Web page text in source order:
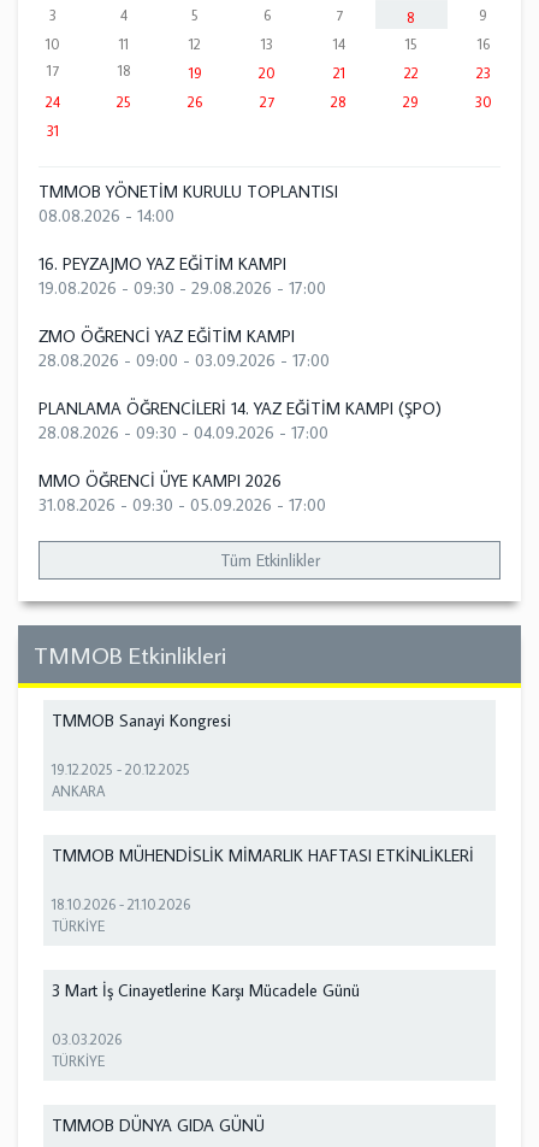
3
4 5 6 7 8
9
10
11 12 13 14 15
16
17
18 19 20 21 22
23
24
25 26 27 28 29
30
31
TMMOB YÖNETİM KURULU TOPLANTISI
08.08.2026 - 14:00
16. PEYZAJMO YAZ EĞİTİM KAMPI
19.08.2026 - 09:30 - 29.08.2026 - 17:00
ZMO ÖĞRENCİ YAZ EĞİTİM KAMPI
28.08.2026 - 09:00 - 03.09.2026 - 17:00
PLANLAMA ÖĞRENCİLERİ 14. YAZ EĞİTİM KAMPI (ŞPO)
28.08.2026 - 09:30 - 04.09.2026 - 17:00
MMO ÖĞRENCİ ÜYE KAMPI 2026
31.08.2026 - 09:30 - 05.09.2026 - 17:00
Tüm Etkinlikler
TMMOB Etkinlikleri
TMMOB Sanayi Kongresi
19.12.2025 -20.12.2025
ANKARA
TMMOB MÜHENDİSLİK MİMARLIK HAFTASI ETKİNLİKLERİ
18.10.2026 -21.10.2026
TÜRKİYE
3 Mart İş Cinayetlerine Karşı Mücadele Günü
03.03.2026
TÜRKİYE
TMMOB DÜNYA GIDA GÜNÜ